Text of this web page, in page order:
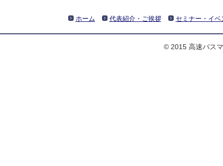
ホーム 代表紹介・ご挨拶 セミナー・イベ
© 2015 高速バス